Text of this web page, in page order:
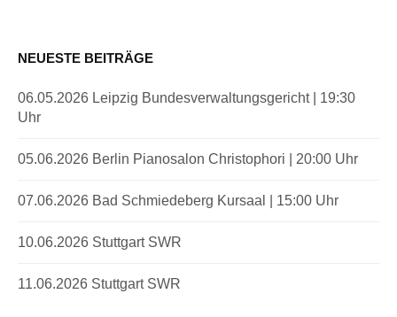
NEUESTE BEITRÄGE
06.05.2026 Leipzig Bundesverwaltungsgericht | 19:30
Uhr
05.06.2026 Berlin Pianosalon Christophori | 20:00 Uhr
07.06.2026 Bad Schmiedeberg Kursaal | 15:00 Uhr
10.06.2026 Stuttgart SWR
11.06.2026 Stuttgart SWR